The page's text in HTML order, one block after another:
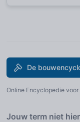
De
Online Encyclopedie
Jouw term niet